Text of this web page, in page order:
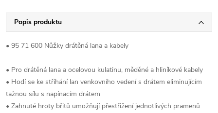
Popis produktu
• 95 71 600 Nůžky drátěná lana a kabely
• Pro drátěná lana a ocelovou kulatinu, měděné a hliníkové kabely
• Hodí se ke stříhání lan venkovního vedení s drátem eliminujícím
tažnou sílu s napínacím drátem
• Zahnuté hroty břitů umožňují přestřižení jednotlivých pramenů